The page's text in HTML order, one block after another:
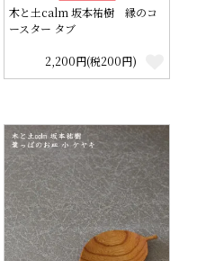
木と土calm 坂本祐樹 縁のコ
ースター タブ
2,200円(税200円)